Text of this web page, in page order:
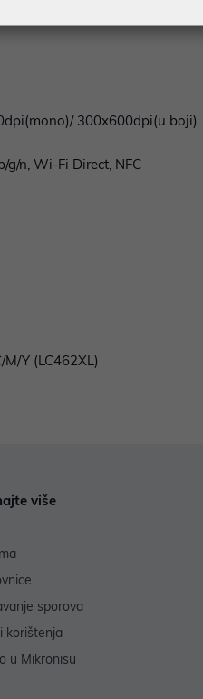
300x600dpi(u boji)
g/n, Wi-Fi Direct, NFC
Y (LC462XL)
više
sporova
korištenja
u Mikronisu